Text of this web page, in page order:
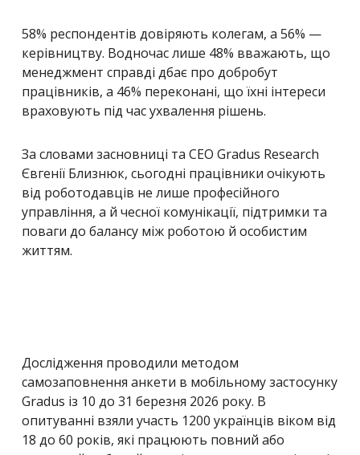
58% респондентів довіряють колегам, а 56% —
керівництву. Водночас лише 48% вважають, що
менеджмент справді дбає про добробут
працівників, а 46% переконані, що їхні інтереси
враховують під час ухвалення рішень.
За словами засновниці та CEO Gradus Research
Євгенії Близнюк, сьогодні працівники очікують
від роботодавців не лише професійного
управління, а й чесної комунікації, підтримки та
поваги до балансу між роботою й особистим
життям.
Дослідження проводили методом
самозаповнення анкети в мобільному застосунку
Gradus із 10 до 31 березня 2026 року. В
опитуванні взяли участь 1200 українців віком від
18 до 60 років, які працюють повний або